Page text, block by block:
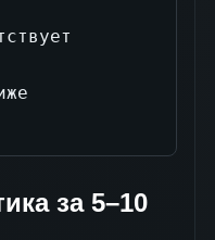
за 5–10